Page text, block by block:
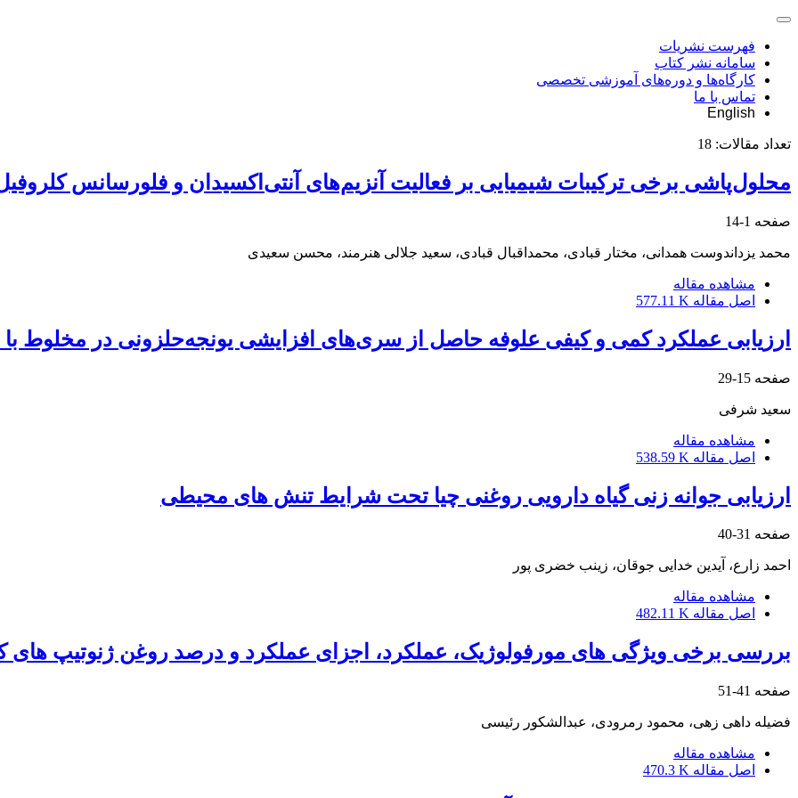
فهرست نشریات
سامانه نشر کتاب
کارگاه‌ها و دوره‌های آموزشی تخصصی
تماس با ما
English
تعداد مقالات: 18
محلول‌پاشی برخی ترکیبات شیمیایی بر فعالیت آنزیم‌های آنتی‌اکسیدان و فلورسانس
صفحه 1-14
محمد یزداندوست همدانی، مختار قبادی، محمداقبال قبادی، سعید جلالی هنرمند، محسن سعیدی
مشاهده مقاله
اصل مقاله 577.11 K
ارزیابی عملکرد کمی و کیفی علوفه حاصل از سری‌های افزایشی یونجه‌حلزونی در مخلوط
صفحه 15-29
سعید شرفی
مشاهده مقاله
اصل مقاله 538.59 K
ارزیابی جوانه‌ زنی گیاه دارویی روغنی چیا تحت شرایط تنش‌ های محیطی
صفحه 31-40
احمد زارع، آیدین خدایی جوقان، زینب خضری پور
مشاهده مقاله
اصل مقاله 482.11 K
بررسی برخی ویژگی های مورفولوژیک، عملکرد، اجزای عملکرد و درصد روغن ژنوتیپ‌
صفحه 41-51
فضیله داهی زهی، محمود رمرودی، عبدالشکور رئیسی
مشاهده مقاله
اصل مقاله 470.3 K